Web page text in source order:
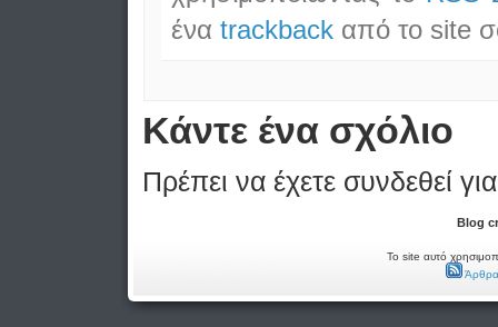
έναtrackback από το site
Κάντε ένα σχόλιο
Πρέπει να έχετε συνδεθεί
Blog
Το site αυτό